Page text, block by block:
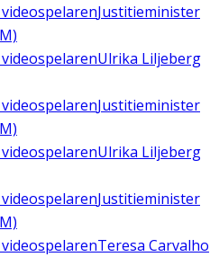
Justitieminister
Ulrika Liljeberg
Justitieminister
Ulrika Liljeberg
Justitieminister
Teresa Carvalho